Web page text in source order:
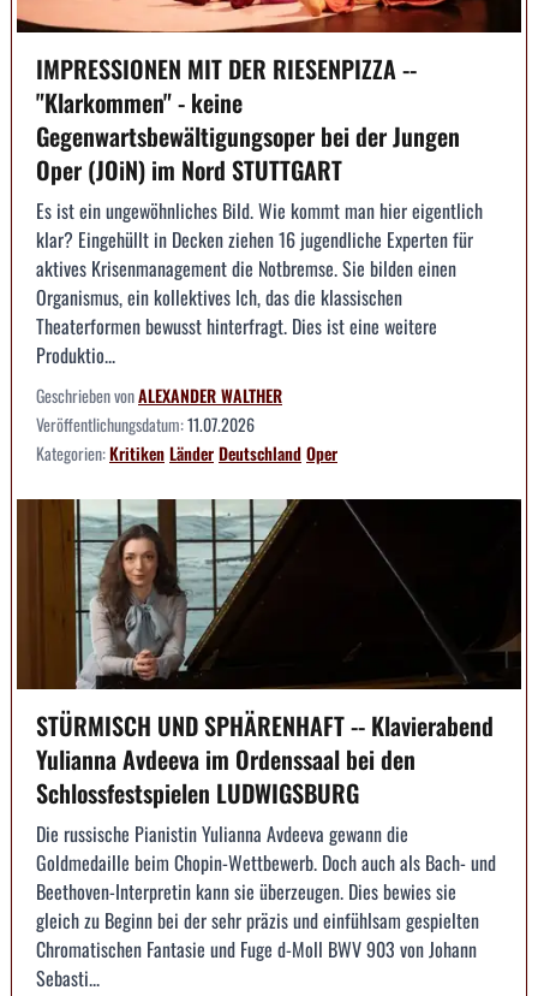
IMPRESSIONEN MIT DER RIESENPIZZA --
"Klarkommen" - keine
Gegenwartsbewältigungsoper bei der Jungen
Oper (JOiN) im Nord STUTTGART
Es ist ein ungewöhnliches Bild. Wie kommt man hier eigentlich
klar? Eingehüllt in Decken ziehen 16 jugendliche Experten für
aktives Krisenmanagement die Notbremse. Sie bilden einen
Organismus, ein kollektives Ich, das die klassischen
Theaterformen bewusst hinterfragt. Dies ist eine weitere
Produktio...
Geschrieben vonALEXANDER WALTHER
Veröffentlichungsdatum:11.07.2026
Kategorien:KritikenLänderDeutschlandOper
STÜRMISCH UND SPHÄRENHAFT -- Klavierabend
Yulianna Avdeeva im Ordenssaal bei den
Schlossfestspielen LUDWIGSBURG
Die russische Pianistin Yulianna Avdeeva gewann die
Goldmedaille beim Chopin-Wettbewerb. Doch auch als Bach- und
Beethoven-Interpretin kann sie überzeugen. Dies bewies sie
gleich zu Beginn bei der sehr präzis und einfühlsam gespielten
Chromatischen Fantasie und Fuge d-Moll BWV 903 von Johann
Sebasti...